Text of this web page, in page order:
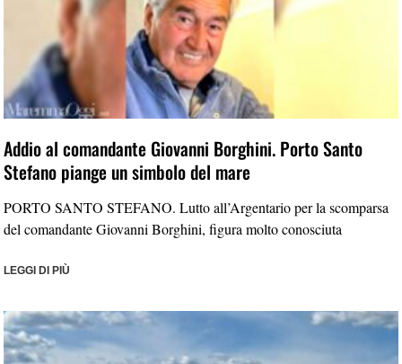
Addio al comandante Giovanni Borghini. Porto Santo
Stefano piange un simbolo del mare
PORTO SANTO STEFANO. Lutto all’Argentario per la scomparsa
del comandante Giovanni Borghini, figura molto conosciuta
LEGGI DI PIÙ